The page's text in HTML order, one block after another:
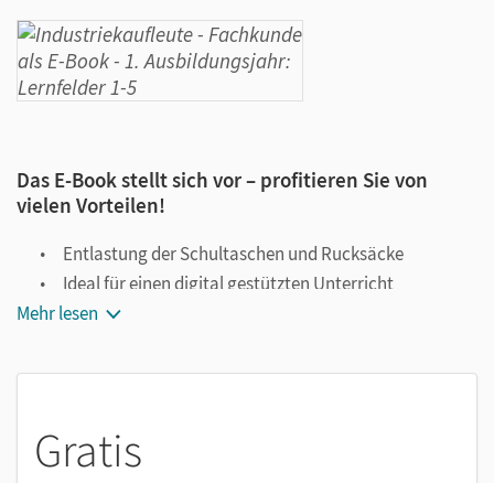
Das E-Book stellt sich vor – profitieren Sie von
vielen Vorteilen!
Entlastung der Schultaschen und Rucksäcke
Ideal für einen digital gestützten Unterricht
Notiz- und Markierungsmöglichkeit
Notizen erstellen
Mehr lesen
Gratis